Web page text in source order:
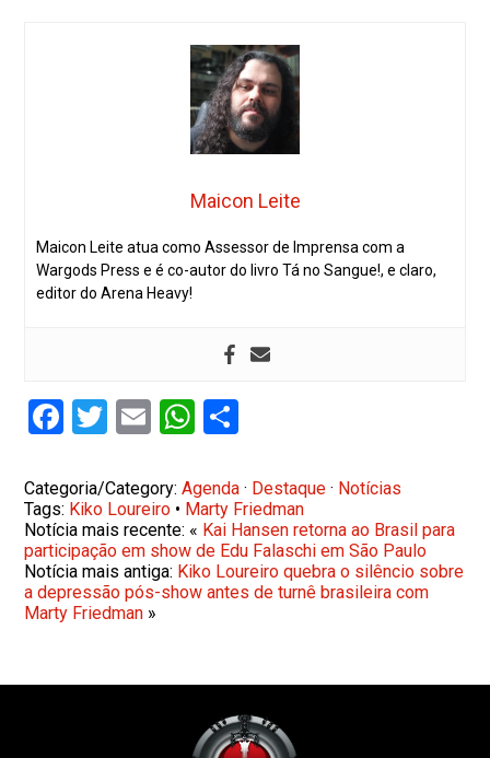
Maicon Leite
Maicon Leite atua como Assessor de Imprensa com a
Wargods Press e é co-autor do livro Tá no Sangue!, e claro,
editor do Arena Heavy!
Facebook
Twitter
EmailWhatsApp
Categoria/Category:Agenda · Destaque · Notícias
Tags: Kiko Loureiro • Marty Friedman
Notícia mais recente: « Kai Hansen retorna ao Brasil para
participação em show de Edu Falaschi em São Paulo
Notícia mais antiga: Kiko Loureiro quebra o silêncio sobre
a depressão pós-show antes de turnê brasileira com
Marty Friedman »